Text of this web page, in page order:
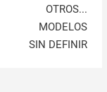
OTROS...
MODELOS
SIN DEFINIR